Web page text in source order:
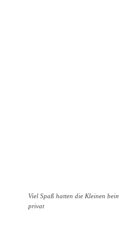
Viel Spaß hatten die Kleinen
privat